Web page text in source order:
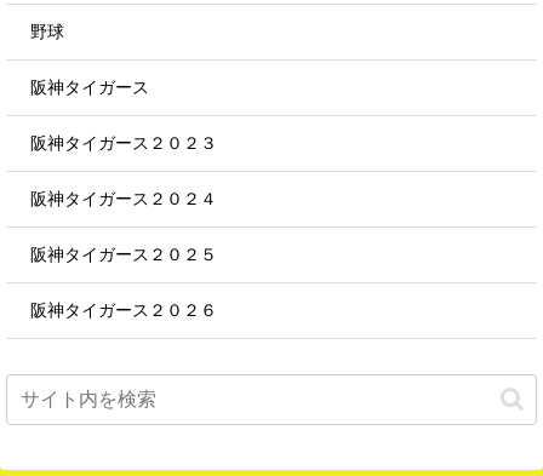
野球
阪神タイガース
阪神タイガース２０２３
阪神タイガース２０２４
阪神タイガース２０２５
阪神タイガース２０２６